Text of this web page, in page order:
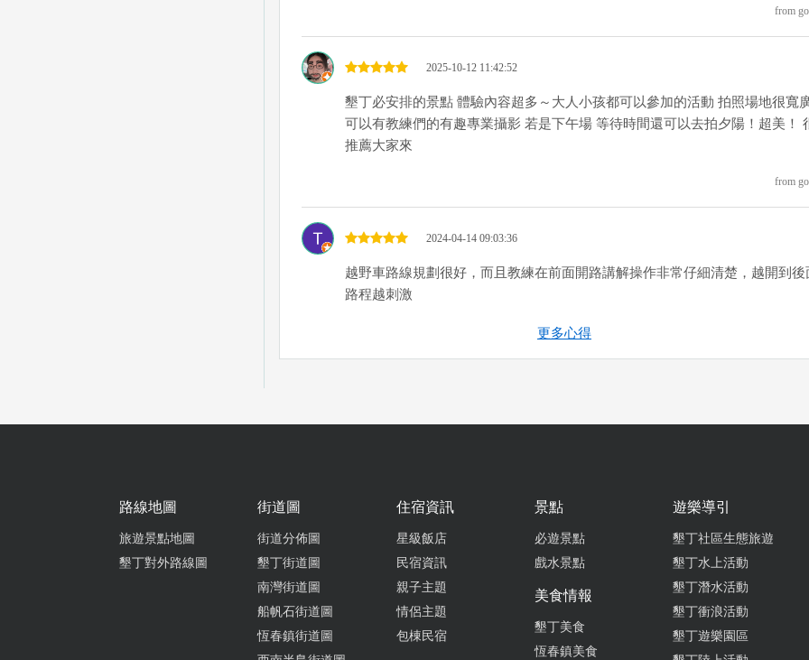
from
2025-10-12 11:42:52
墾丁必安排的景點 體驗內容超多～大人小孩都可以參加的活動 拍照場地很寬
可以有教練們的有趣專業攝影 若是下午場 等待時間還可以去拍夕陽！超美！
推薦大家來
from
2024-04-14 09:03:36
越野車路線規劃很好，而且教練在前面開路講解操作非常仔細清楚，越開到後
路程越刺激
空中飛人很刺激，不過工作人員態度有改進空間
2023-04-17 17:22:41
一台車半小時800可坐兩人 建議Klook/KKday上訂$750 再跟他們預約排時間
會先教如何操作沙灘車 駕駛都會了以後才出發 一開始比較平緩無聊 中間來來
回好幾趟 每次都想說：要結束了？ 結果都還有 其實半小時就很夠了 玩到後面
路顛簸刺激 不過教練不怎麼會看後面的人 導致後方的人有些脫隊
更多心得
路線地圖
旅遊景點地圖
墾丁對外路線圖
街道圖
街道分佈圖
墾丁街道圖
南灣街道圖
船帆石街道圖
恆春鎮街道圖
住宿資訊
星級飯店
民宿資訊
親子主題
情侶主題
包棟民宿
景點
必遊景點
戲水景點
美食情報
墾丁美食
恆春鎮美食
遊樂導引
墾丁社區生態旅遊
墾丁水上活動
墾丁潛水活動
墾丁衝浪活動
墾丁遊樂園區